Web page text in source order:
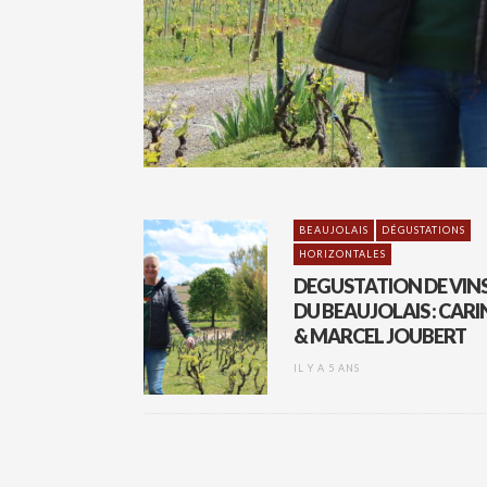
BEAUJOLAIS
DÉGUSTATIONS
HORIZONTALES
DEGUSTATION DE
DU BEAUJOLAIS :
& MARCEL JOUBERT
IL Y A 5 ANS